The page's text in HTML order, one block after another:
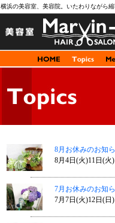
横浜の美容室、美容院。いたわりながら
8月お休みのお知
8月4日(火)11日(
7月お休みのお知
7月7日(火)12日(日